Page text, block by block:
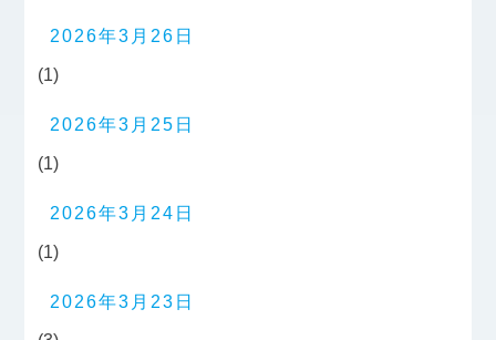
2026年3月26日
(1)
2026年3月25日
(1)
2026年3月24日
(1)
2026年3月23日